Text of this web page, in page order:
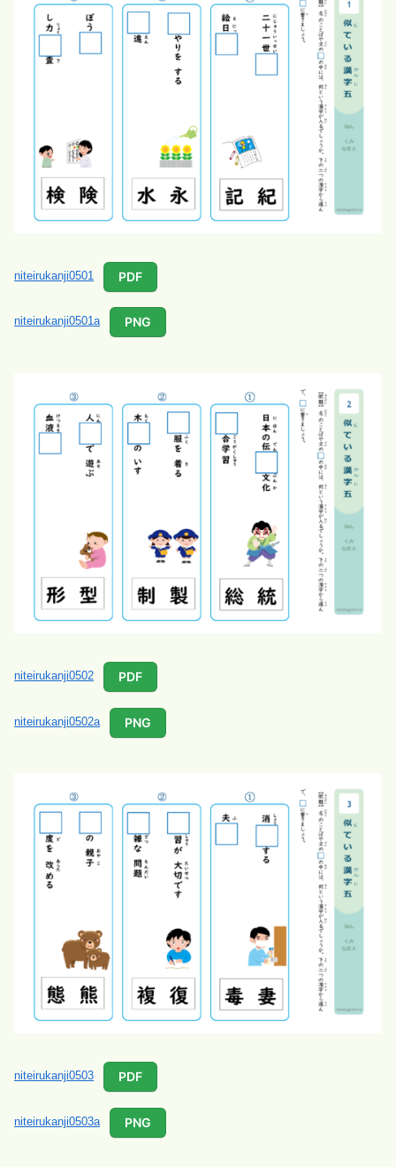
niteirukanji0501 PDF
niteirukanji0501a PNG
niteirukanji0502 PDF
niteirukanji0502a PNG
niteirukanji0503 PDF
niteirukanji0503a PNG